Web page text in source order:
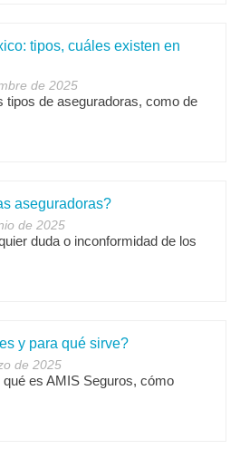
tipos, cuáles existen en
de 2025
tipos de aseguradoras, como de
aseguradoras?
de 2025
duda o inconformidad de los
y para qué sirve?
de 2025
es AMIS Seguros, cómo